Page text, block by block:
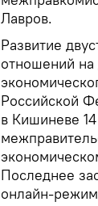
Лавров.
Развитие
отношений на
Российской
в Кишиневе
Последнее
онлайн-